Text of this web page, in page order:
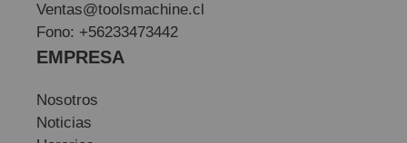
Ventas@toolsmachine.cl
Fono: +56233473442
EMPRESA
Nosotros
Noticias